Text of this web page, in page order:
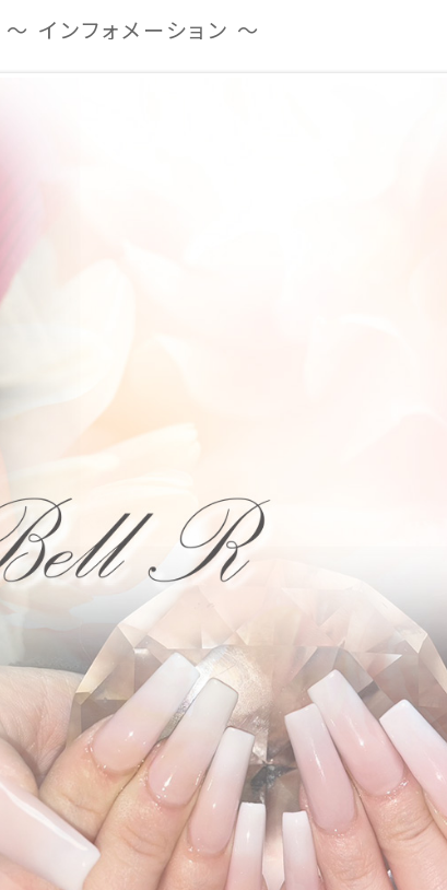
～ インフォメーション ～